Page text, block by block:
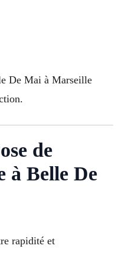
De Mai à Marseille
de
à Belle De
rapidité et